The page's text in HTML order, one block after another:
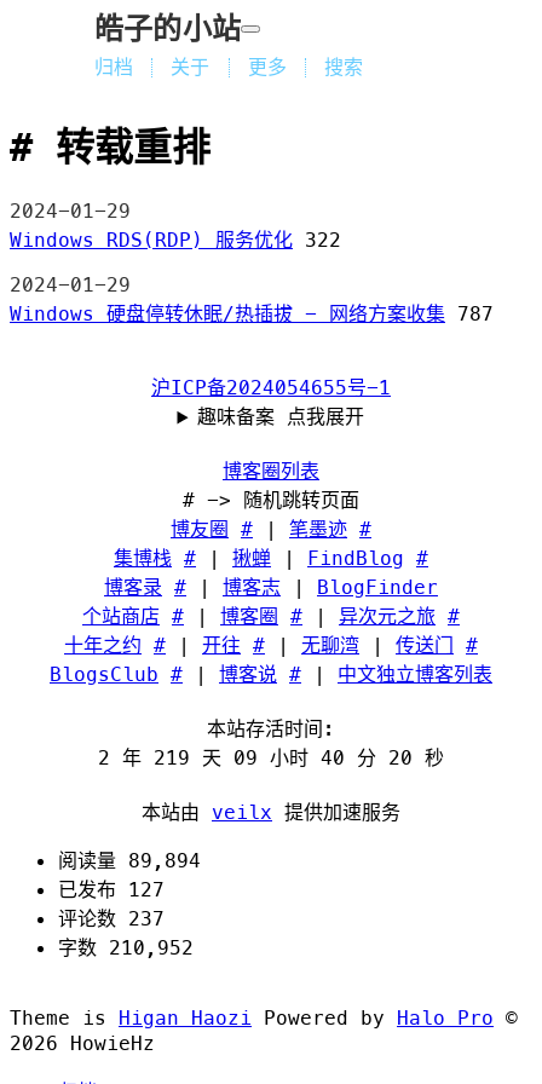
皓子的小站
归档 关于 更多 搜索
转载重排
2024-01-29
Windows RDS(RDP) 服务优化 322
2024-01-29
Windows 硬盘停转休眠/热插拔 - 网络方案收集 787
沪ICP备2024054655号-1
趣味备案 点我展开
博客圈列表
# -> 随机跳转页面
博友圈 # | 笔墨迹 #
集博栈 # | 揪蝉 | FindBlog #
博客录 # | 博客志 | BlogFinder
个站商店 # | 博客圈 # | 异次元之旅 #
十年之约 # | 开往 # | 无聊湾 | 传送门 #
BlogsClub # | 博客说 # | 中文独立博客列表
本站存活时间:
2 年 219 天 09 小时 40 分 20 秒
本站由 veilx 提供加速服务
阅读量 89,894
已发布 127
评论数 237
字数 210,952
Theme is Higan Haozi Powered by Halo Pro ©
2026 HowieHz